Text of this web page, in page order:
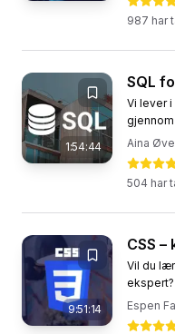
987 har
1:54:44
SQL
Vi lever
som
Aina
504 har
9:51:14
CSS
Vil du
CSS:
i CSS,
Espen